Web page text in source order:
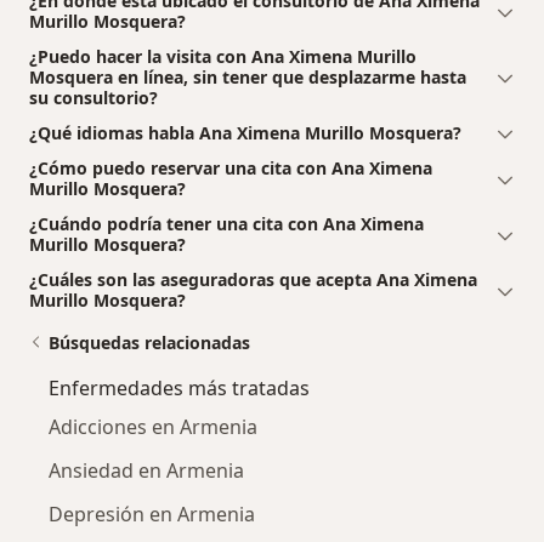
Murillo Mosquera?
¿Puedo hacer la visita con Ana Ximena Murillo
Mosquera en línea, sin tener que desplazarme hasta
su consultorio?
¿Qué idiomas habla Ana Ximena Murillo Mosquera?
¿Cómo puedo reservar una cita con Ana Ximena
Murillo Mosquera?
¿Cuándo podría tener una cita con Ana Ximena
Murillo Mosquera?
¿Cuáles son las aseguradoras que acepta Ana Ximena
Murillo Mosquera?
Búsquedas relacionadas
Enfermedades más tratadas
Adicciones en Armenia
Ansiedad en Armenia
Depresión en Armenia